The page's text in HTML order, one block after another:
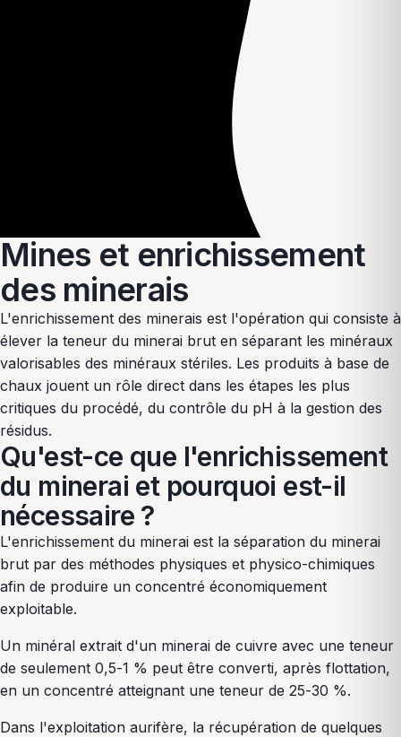
Mines et enrichissement
des minerais
L'enrichissement des minerais est l'opération qui consiste à
élever la teneur du minerai brut en séparant les minéraux
valorisables des minéraux stériles. Les produits à base de
chaux jouent un rôle direct dans les étapes les plus
critiques du procédé, du contrôle du pH à la gestion des
résidus.
Qu'est-ce que l'enrichissement
du minerai et pourquoi est-il
nécessaire ?
L'enrichissement du minerai est la séparation du minerai
brut par des méthodes physiques et physico-chimiques
afin de produire un concentré économiquement
exploitable.
Un minéral extrait d'un minerai de cuivre avec une teneur
de seulement 0,5-1 % peut être converti, après flottation,
en un concentré atteignant une teneur de 25-30 %.
Dans l'exploitation aurifère, la récupération de quelques